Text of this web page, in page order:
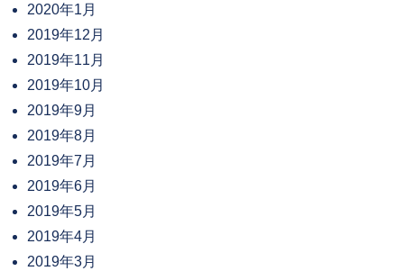
2020年1月
2019年12月
2019年11月
2019年10月
2019年9月
2019年8月
2019年7月
2019年6月
2019年5月
2019年4月
2019年3月